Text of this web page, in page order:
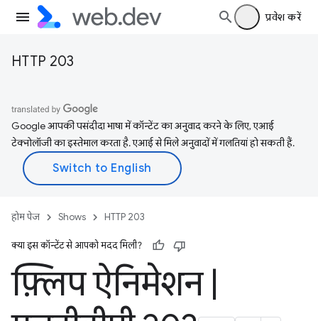
प्रवेश करें
HTTP 203
Google आपकी पसंदीदा भाषा में कॉन्टेंट का अनुवाद करने के लिए, एआई
टेक्नोलॉजी का इस्तेमाल करता है. एआई से मिले अनुवादों में गलतियां हो सकती हैं.
होम पेज Shows HTTP 203
क्या इस कॉन्टेंट से आपको मदद मिली?
फ़्लिप ऐनिमेशन